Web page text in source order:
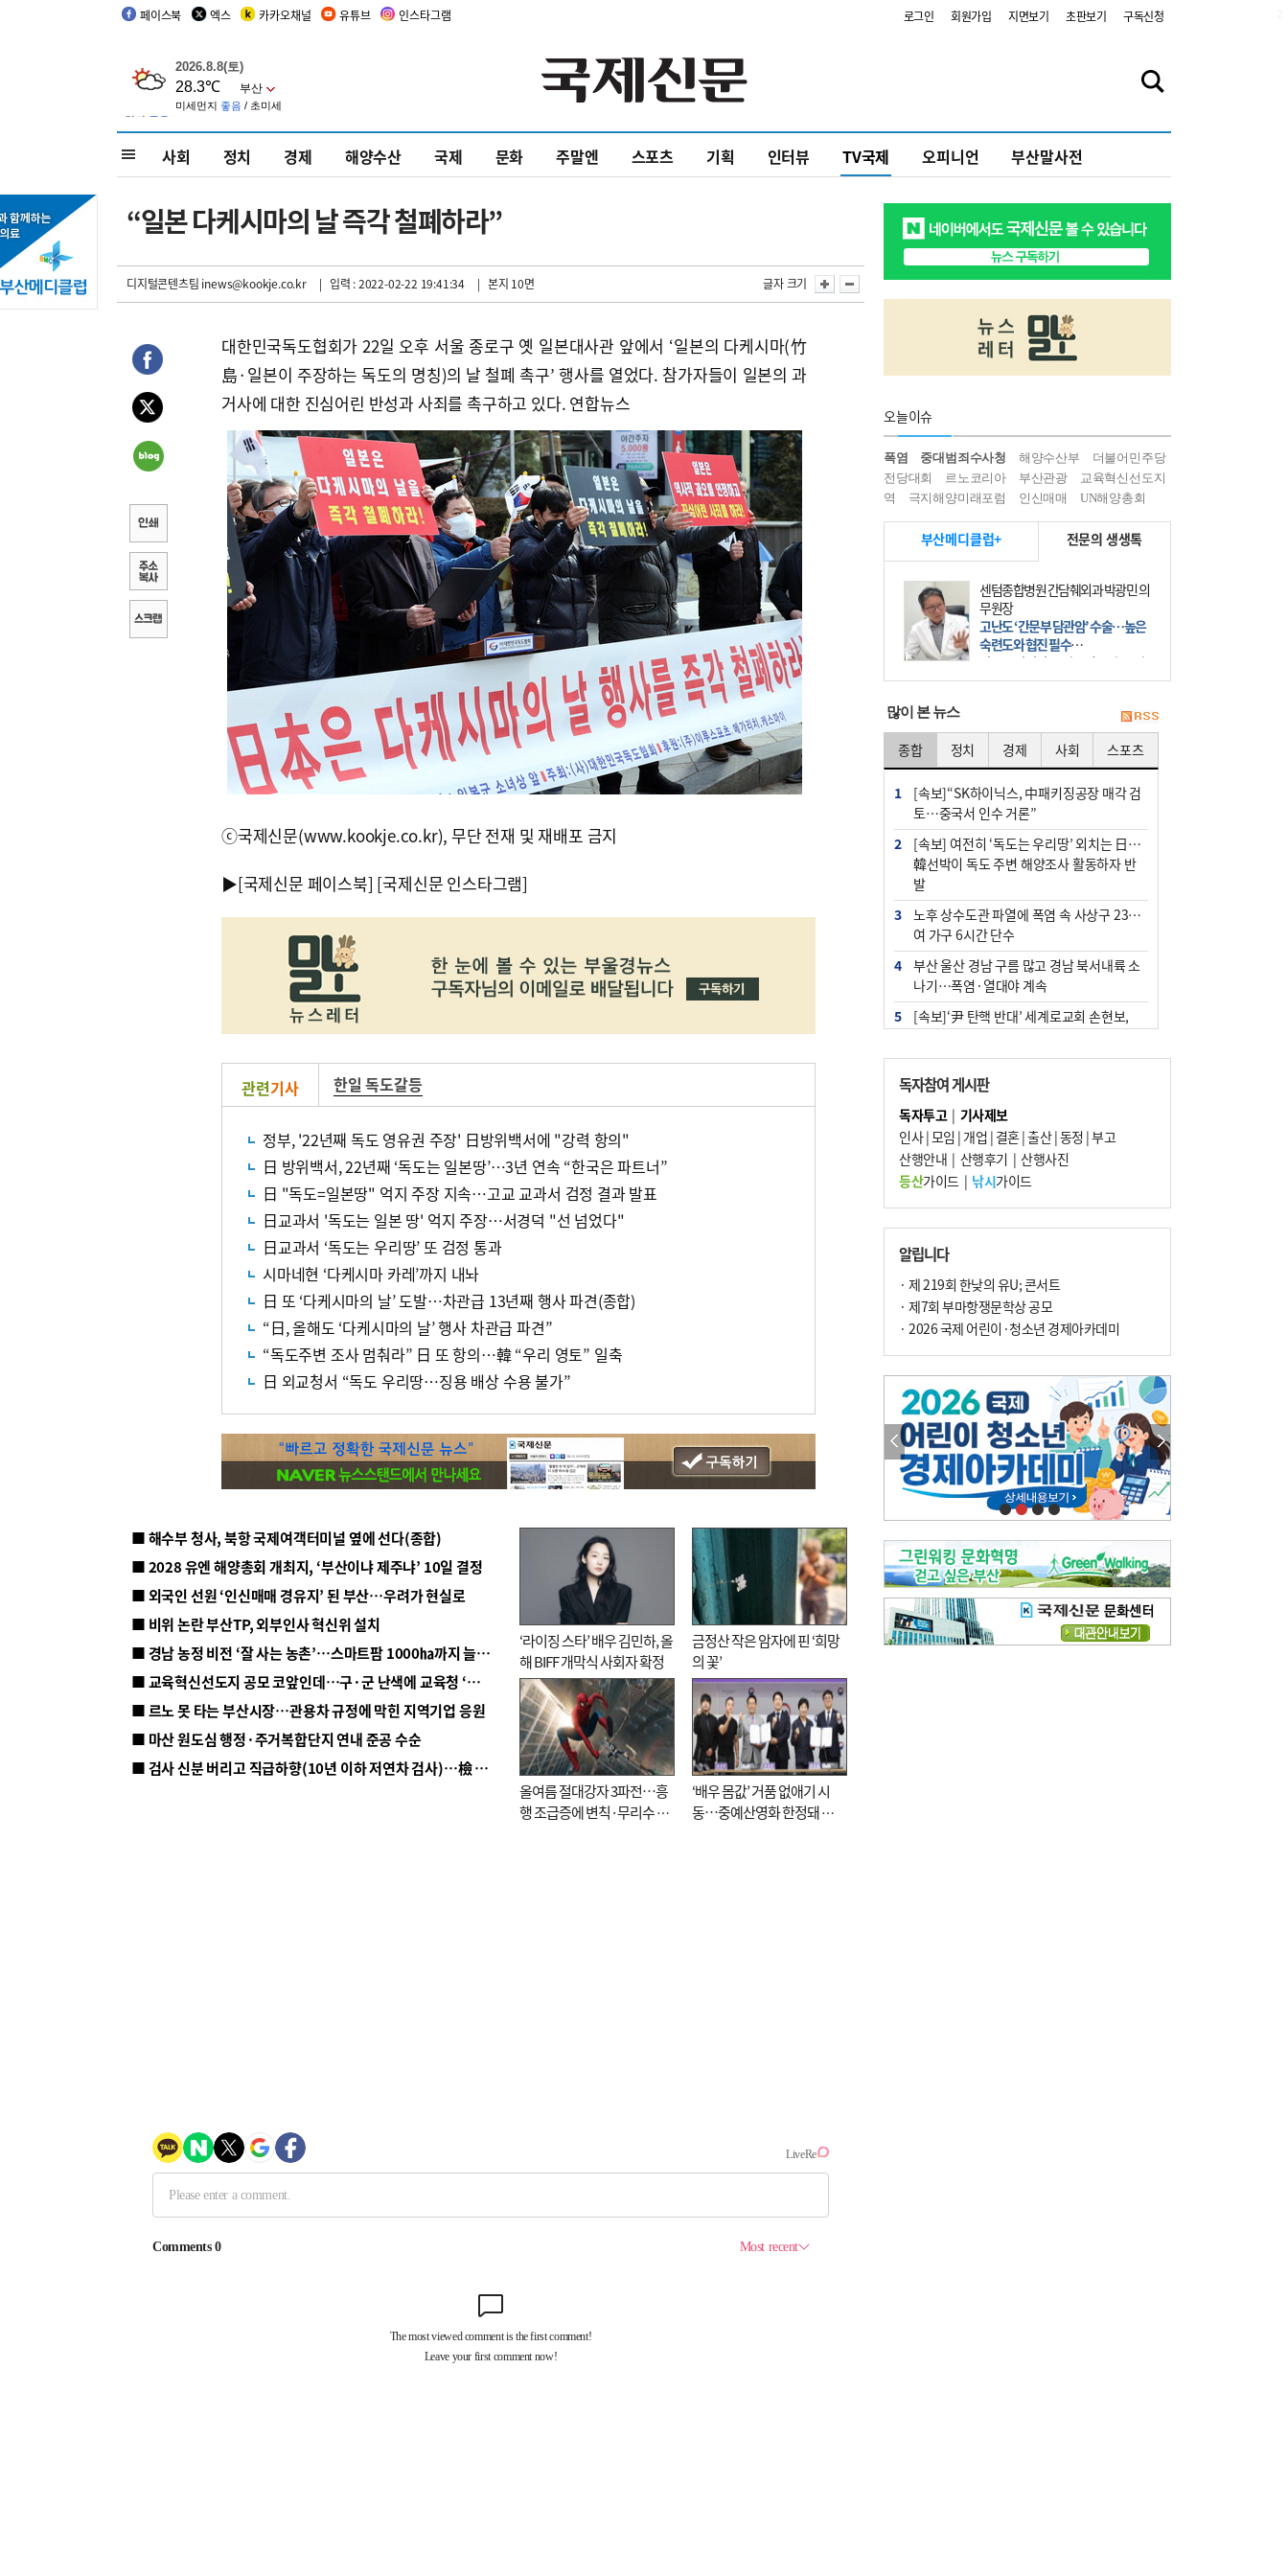
페이스북 엑스 카카오채널 유튜브 인스타그램 로그인 회원가입 지면보기 초판보기 구독신청
사회 정치 경제 해양수산 국제 문화 주말엔 스포츠 기획 인터뷰 TV국제 오피니언 부산말사전
“일본 다케시마의 날 즉각 철폐하라”
디지털콘텐츠팀 inews@kookje.co.kr | 입력 : 2022-02-22 19:41:34 | 본지 10면 글자 크기
대한민국독도협회가 22일 오후 서울 종로구 옛 일본대사관 앞에서 ‘일본의 다케시마(竹
島·일본이 주장하는 독도의 명칭)의 날 철폐 촉구’ 행사를 열었다. 참가자들이 일본의 과
거사에 대한 진심어린 반성과 사죄를 촉구하고 있다. 연합뉴스
ⓒ국제신문(www.kookje.co.kr), 무단 전재 및 재배포 금지
▶[국제신문 페이스북] [국제신문 인스타그램]
관련기사 한일 독도갈등
정부, '22년째 독도 영유권 주장' 日방위백서에 "강력 항의"
日 방위백서, 22년째 ‘독도는 일본땅’…3년 연속 “한국은 파트너”
日 "독도=일본땅" 억지 주장 지속…고교 교과서 검정 결과 발표
日교과서 '독도는 일본 땅' 억지 주장…서경덕 "선 넘었다"
日교과서 ‘독도는 우리땅’ 또 검정 통과
시마네현 ‘다케시마 카레’까지 내놔
日 또 ‘다케시마의 날’ 도발…차관급 13년째 행사 파견(종합)
“日, 올해도 ‘다케시마의 날’ 행사 차관급 파견”
“독도주변 조사 멈춰라” 日 또 항의…韓 “우리 영토” 일축
日 외교청서 “독도 우리땅…징용 배상 수용 불가”
■ 해수부 청사, 북항 국제여객터미널 옆에 선다(종합)
■ 2028 유엔 해양총회 개최지, ‘부산이냐 제주냐’ 10일 결정
■ 외국인 선원 ‘인신매매 경유지’ 된 부산…우려가 현실로
■ 비위 논란 부산TP, 외부인사 혁신위 설치
■ 경남 농정 비전 ‘잘 사는 농촌’…스마트팜 1000㏊까지 늘린다
■ 교육혁신선도지 공모 코앞인데…구·군 난색에 교육청 ‘쩔쩔’
■ 르노 못 타는 부산시장…관용차 규정에 막힌 지역기업 응원
■ 마산 원도심 행정·주거복합단지 연내 준공 수순
■ 검사 신분 버리고 직급하향(10년 이하 저연차 검사)…檢 중수청행 기피
‘라이징 스타’ 배우 김민하, 올
해 BIFF 개막식 사회자 확정
금정산 작은 암자에 핀 ‘희망
의 꽃’
올여름 절대강자 3파전…흥
행 조급증에 변칙·무리수 마
‘배우 몸값’ 거품 없애기 시
동…중예산영화 한정돼 실
오늘이슈
폭염 중대범죄수사청 해양수산부
더불어민주당
전당대회
르노코리아 부산관광
교육혁신선도지
역
극지해양미래포럼 인신매매 UN해양총회
부산메디클럽+ 전문의 생생톡
센텀종합병원 간담췌외과 박광민 의
무원장
고난도 ‘간문부 담관암’ 수술…높은
숙련도와 협진 필수
간문부 담관암(클라츠킨 종양)은 좌
우 간에서 나오는, 담관(담즙 배출 경
部)’에 생기는 악성 종양이다. 간동맥
문맥 림프절 담
많이 본 뉴스
종합 정치 경제 사회 스포츠
1
[속보]“SK하이닉스, 中패키징공장 매각 검
토…중국서 인수 거론”
2
[속보] 여전히 ‘독도는 우리땅’ 외치는 日…
韓선박이 독도 주변 해양조사 활동하자 반
발
3
노후 상수도관 파열에 폭염 속 사상구 2300
여 가구 6시간 단수
4
부산 울산 경남 구름 많고 경남 북서내륙 소
나기…폭염·열대야 계속
5
[속보]‘尹 탄핵 반대’ 세계로교회 손현보,
군사기밀 유출자 색출 지시
7
부산 주유소 휘발유 평균가 ℓ당 1849원…
전주보다 3원 ↓
8
[속보] ‘심판 성접대’ 논란 축구협회 공식 사
과…“현재는 부적절 행위 없어”
전닉스 ETF 이후 발생"
독자참여 게시판
독자투고| 기사제보
인사|모임 | 개업 | 결혼|출산|동정 |부고
산행안내 | 산행후기 | 산행사진
등산가이드| 낚시가이드
알립니다
· 제 219회 한낮의 유U; 콘서트
· 제7회 부마항쟁문학상 공모
· 2026 국제 어린이·청소년 경제아카데미